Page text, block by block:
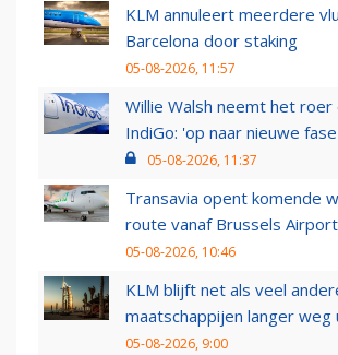
KLM annuleert meerdere
Barcelona door staking
05-08-2026, 11:57
Willie Walsh neemt het roer
IndiGo: 'op naar nieuwe
05-08-2026, 11:37
Transavia opent komende
route vanaf Brussels Airport
05-08-2026, 10:46
KLM blijft net als veel
maatschappijen langer weg
05-08-2026, 9:00